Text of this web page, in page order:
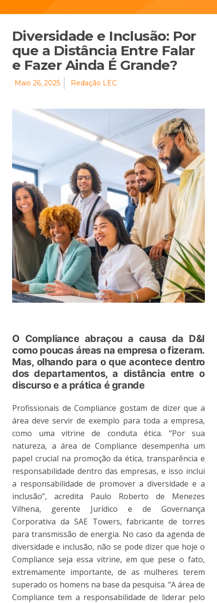
Diversidade e Inclusão: Por
que a Distância Entre Falar
e Fazer Ainda É Grande?
Maio 26, 2025 Redação LEC
O Compliance abraçou a causa da D&I
como poucas áreas na empresa o fizeram.
Mas, olhando para o que acontece dentro
dos departamentos, a distância entre o
discurso e a prática é grande
Profissionais de Compliance gostam de dizer que a
área deve servir de exemplo para toda a empresa,
como uma vitrine de conduta ética. “Por sua
natureza, a área de Compliance desempenha um
papel crucial na promoção da ética, transparência e
responsabilidade dentro das empresas, e isso inclui
a responsabilidade de promover a diversidade e a
inclusão”, acredita Paulo Roberto de Menezes
Vilhena, gerente Jurídico e de Governança
Corporativa da SAE Towers, fabricante de torres
para transmissão de energia. No caso da agenda de
diversidade e inclusão, não se pode dizer que hoje o
Compliance seja essa vitrine, em que pese o fato,
extremamente importante, de as mulheres terem
superado os homens na base da pesquisa. “A área de
Compliance tem a responsabilidade de liderar pelo